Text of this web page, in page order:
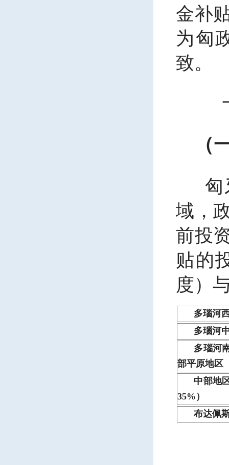
金补
为匈
致。
（
匈
域，
前投
贴的
度）
多瑙河
多瑙河
多瑙河
部平原地区
中部地
35%）
布达佩